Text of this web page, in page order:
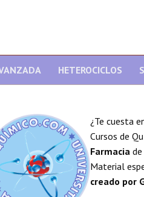
HETEROCICLOS
¿Te cuesta
Cursos de
Farmacia
Material
creado por